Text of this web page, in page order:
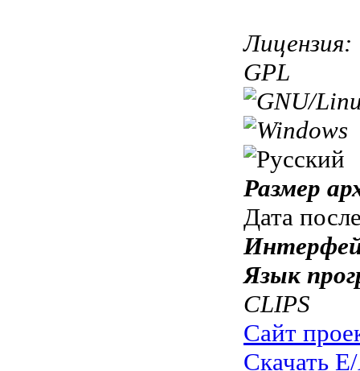
Лицензия:
GPL
Размер
Дата
Язык
CLIPS
Сайт
Скачать